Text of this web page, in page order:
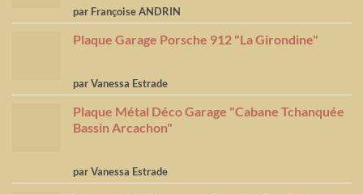
Note4
sur 5
par Françoise ANDRIN
Plaque Garage Porsche 912 "La Girondine"
Note5sur
5
par Vanessa Estrade
Plaque Métal Déco Garage "Cabane Tchanquée
Bassin Arcachon"
Note5sur
5
par Vanessa Estrade